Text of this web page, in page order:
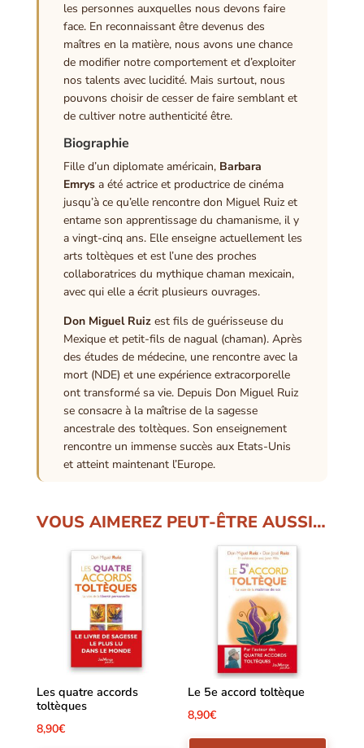
les personnes auxquelles nous devons faire
face. En reconnaissant être devenus des
maîtres en la matière, nous avons une chance
de modifier notre comportement et d’exploiter
nos talents avec lucidité. Mais surtout, nous
pouvons choisir de cesser de faire semblant et
de cultiver notre authenticité être.
Biographie
Fille d’un diplomate américain, Barbara
Emrysa été actrice et productrice de cinéma
jusqu’à ce qu’elle rencontre don Miguel Ruiz et
entame son apprentissage du chamanisme, il y
a vingt-cinq ans. Elle enseigne actuellement les
arts toltèques et est l’une des proches
collaboratrices du mythique chaman mexicain,
avec qui elle a écrit plusieurs ouvrages.
Don Miguel Ruizest fils de guérisseuse du
Mexique et petit-fils de nagual (chaman). Après
des études de médecine, une rencontre avec la
mort (NDE) et une expérience extracorporelle
ont transformé sa vie. Depuis Don Miguel Ruiz
se consacre à la maîtrise de la sagesse
ancestrale des toltèques. Son enseignement
rencontre un immense succès aux Etats-Unis
et atteint maintenant l’Europe.
VOUS AIMEREZ PEUT-ÊTRE AUSSI…
Les quatre accords
toltèques
8,90€
Le 5e accord toltèque
8,90€